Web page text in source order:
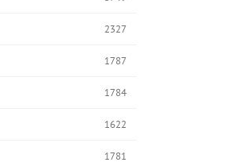
2327
1787
1784
1622
1781